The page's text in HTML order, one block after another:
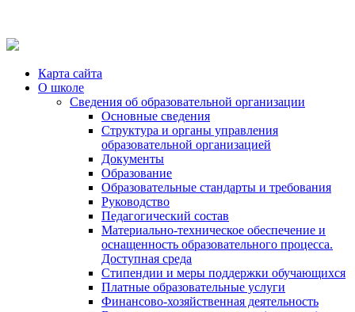
Карта сайта
О школе
Сведения об образовательной организации
Основные сведения
Структура и органы управления
образовательной организацией
Документы
Образование
Образовательные стандарты и требования
Руководство
Педагогический состав
Материально-техническое обеспечение и
оснащенность образовательного процесса.
Доступная среда
Стипендии и меры поддержки обучающихся
Платные образовательные услуги
Финансово-хозяйственная деятельность